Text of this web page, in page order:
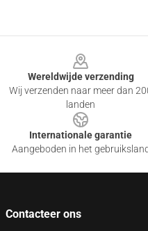
Wereldwijde verzending
Wij verzenden naar meer dan
landen
Internationale garantie
Aangeboden in het
Contacteer ons